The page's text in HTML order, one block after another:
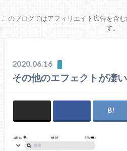
このブログではアフィリエイト広告を含
す。
2020.06.16
その他のエフェクトが凄い